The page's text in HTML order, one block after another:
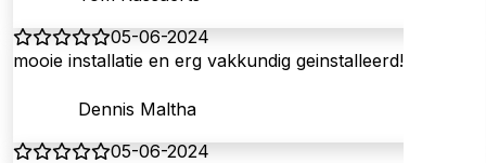
05-06-2024
mooie installatie en erg vakkundig geinstalleerd!
Dennis Maltha
05-06-2024